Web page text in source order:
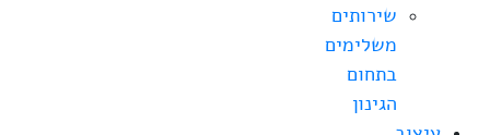
שירותים
משלימים
בתחום
הגינון